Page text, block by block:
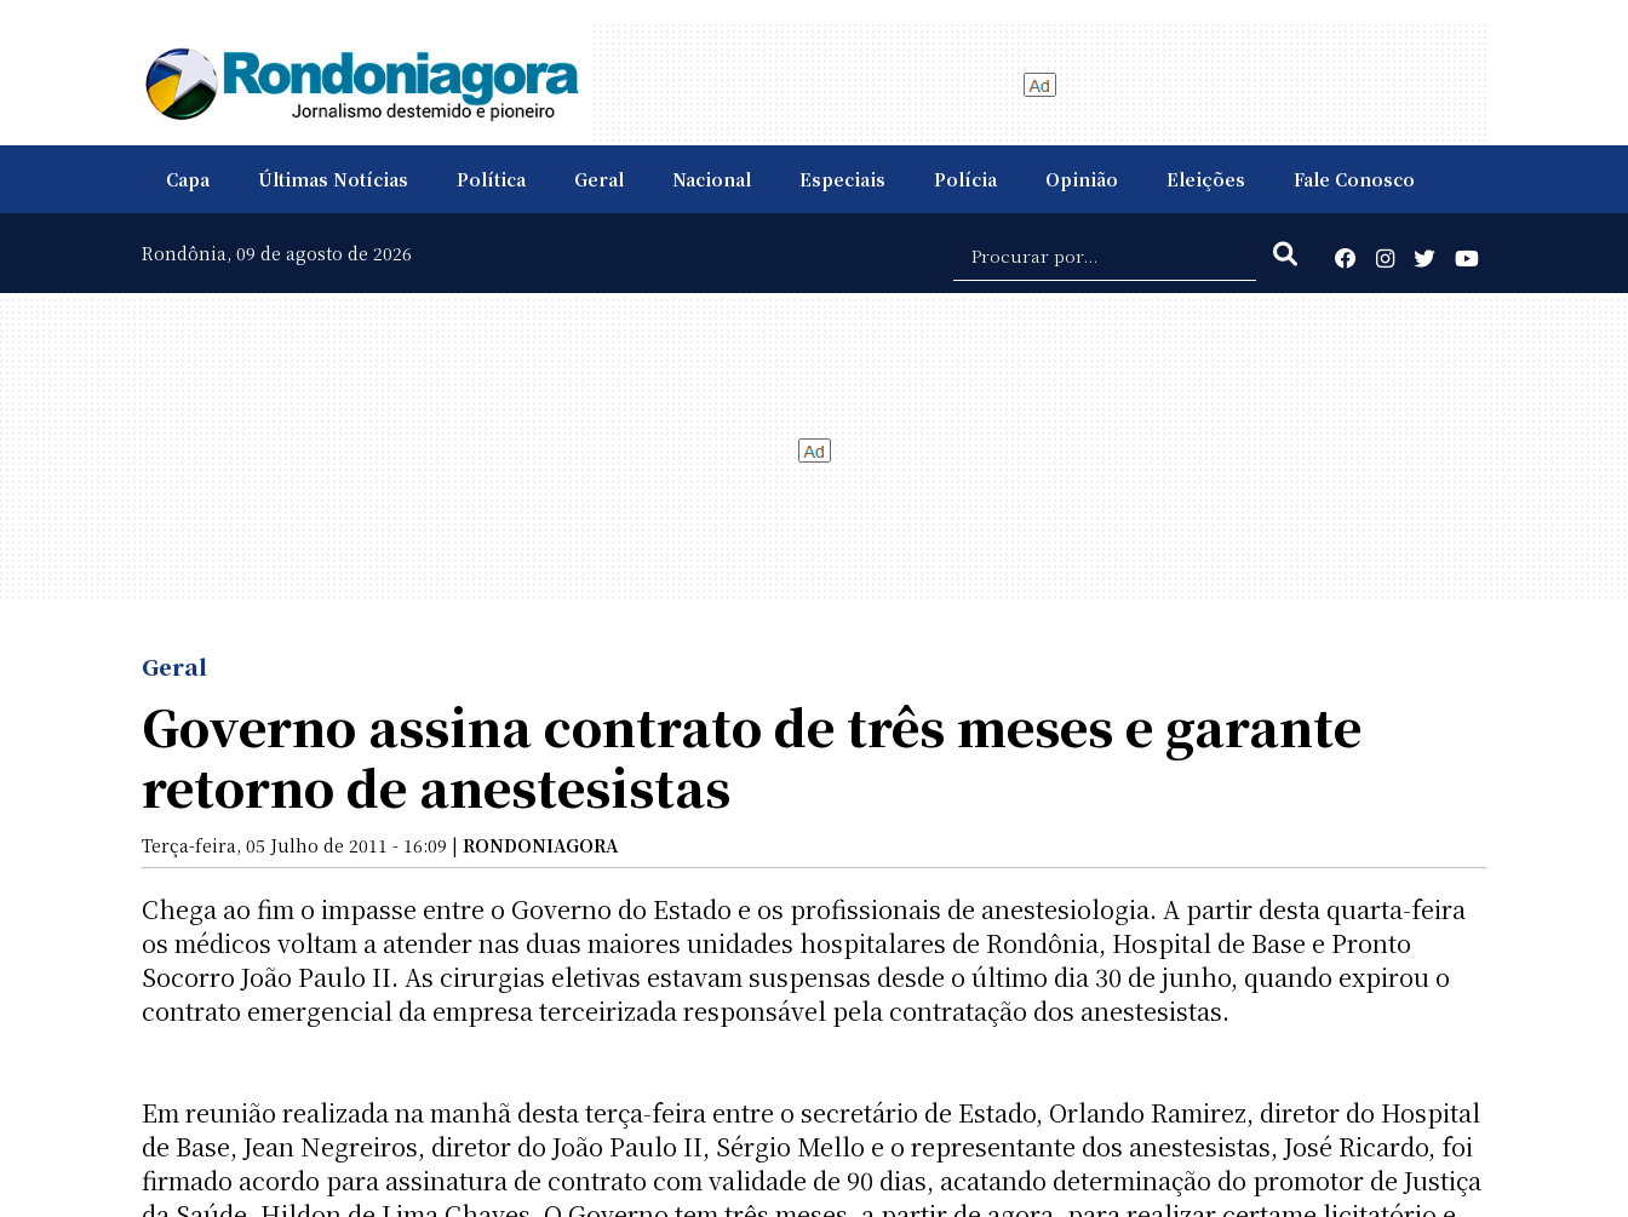
Capa Últimas Notícias Política Geral Nacional Especiais Polícia Opinião Eleições Fale Conosco
Rondônia, 09 de agosto de 2026
Geral
Governo assina contrato de três meses e garante
retorno de anestesistas
Terça-feira, 05 Julho de 2011 - 16:09 | RONDONIAGORA
Chega ao fim o impasse entre o Governo do Estado e os profissionais de anestesiologia. A partir desta quarta-feira
os médicos voltam a atender nas duas maiores unidades hospitalares de Rondônia, Hospital de Base e Pronto
Socorro João Paulo II. As cirurgias eletivas estavam suspensas desde o último dia 30 de junho, quando expirou o
contrato emergencial da empresa terceirizada responsável pela contratação dos anestesistas.
Em reunião realizada na manhã desta terça-feira entre o secretário de Estado, Orlando Ramirez, diretor do Hospital
de Base, Jean Negreiros, diretor do João Paulo II, Sérgio Mello e o representante dos anestesistas, José Ricardo, foi
firmado acordo para assinatura de contrato com validade de 90 dias, acatando determinação do promotor de Justiça